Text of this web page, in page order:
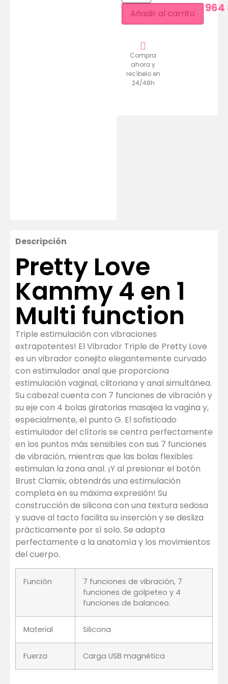
Añadir al carrito
Compra
ahora y
recíbelo en
24/48h
964
Descripción
Pretty Love
Kammy 4 en 1
Multi function
Triple estimulación con vibraciones
extrapotentes! El Vibrador Triple de Pretty Love
es un vibrador conejito elegantemente curvado
con estimulador anal que proporciona
estimulación vaginal, clitoriana y anal simultánea.
Su cabezal cuenta con 7 funciones de vibración y
su eje con 4 bolas giratorias masajea la vagina y,
especialmente, el punto G. El sofisticado
estimulador del clítoris se centra perfectamente
en los puntos más sensibles con sus 7 funciones
de vibración, mientras que las bolas flexibles
estimulan la zona anal. ¡Y al presionar el botón
Brust Clamix, obtendrás una estimulación
completa en su máxima expresión! Su
construcción de silicona con una textura sedosa
y suave al tacto facilita su inserción y se desliza
prácticamente por sí solo. Se adapta
perfectamente a la anatomía y los movimientos
del cuerpo.
Función
7 funciones de vibración, 7
funciones de golpeteo y 4
funciones de balanceo.
Material Silicona
Fuerza Carga USB magnética